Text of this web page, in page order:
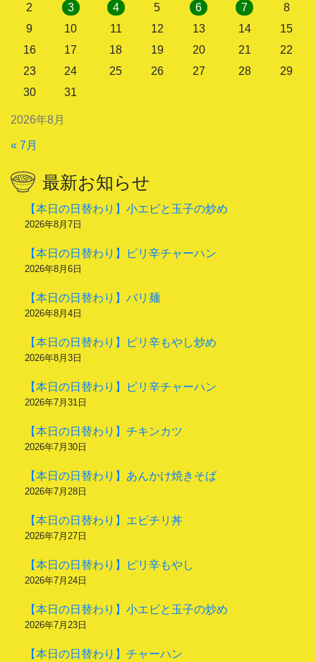
2026年8月
2
3 4 5 6 7
8
9
10 11 12 13 14
15
16
17 18 19 20 21
22
23
24 25 26 27 28
29
30
31
« 7月
最新お知らせ
【本日の日替わり】小エビと玉子の炒め
2026年8月7日
【本日の日替わり】ピリ辛チャーハン
2026年8月6日
【本日の日替わり】バリ麺
2026年8月4日
【本日の日替わり】ピリ辛もやし炒め
2026年8月3日
【本日の日替わり】ピリ辛チャーハン
2026年7月31日
【本日の日替わり】チキンカツ
2026年7月30日
【本日の日替わり】あんかけ焼きそば
2026年7月28日
【本日の日替わり】エビチリ丼
2026年7月27日
【本日の日替わり】ピリ辛もやし
2026年7月24日
【本日の日替わり】小エビと玉子の炒め
2026年7月23日
【本日の日替わり】チャーハン